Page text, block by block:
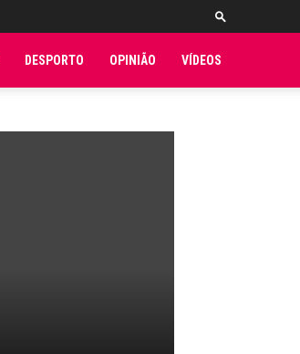
DESPORTO OPINIÃO VÍDEOS